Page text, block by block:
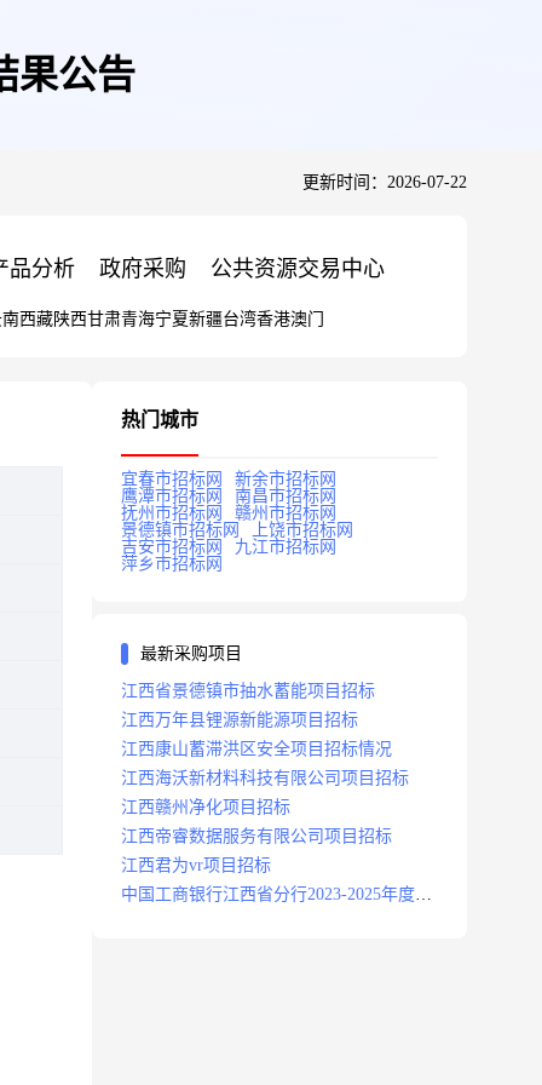
果公告
更新时间：2026-07-22
品分析 政府采购 公共资源交易中心
西藏陕西甘肃青海宁夏新疆台湾香港澳门
热门城市
宜春市招标网
新余市招标网
鹰潭市招标网
南昌市招标网
抚州市招标网
赣州市招标网
景德镇市招标网
上饶市招标网
吉安市招标网
九江市招标网
萍乡市招标网
最新采购项目
江西省景德镇市抽水蓄能项目招标
江西万年县锂源新能源项目招标
江西康山蓄滞洪区安全项目招标情况
江西海沃新材料科技有限公司项目招标
江西赣州净化项目招标
江西帝睿数据服务有限公司项目招标
江西君为vr项目招标
中国工商银行江西省分行2023-2025年度补